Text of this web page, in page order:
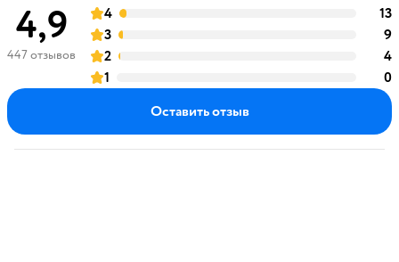
4,9
447 отзывов
оценка
4 13
оценка
3 9
оценка
2 4
оценка
1 0
Оставить отзыв